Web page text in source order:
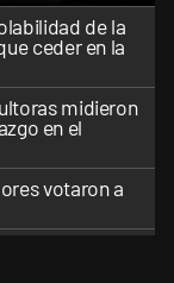
de la
ceder en la
midieron
en el
votaron a